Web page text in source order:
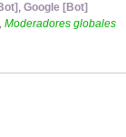
, Google [Bot]
, Moderadores globales